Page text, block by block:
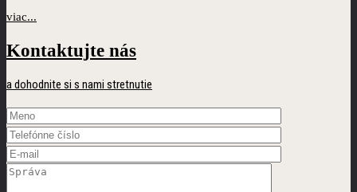
viac...
Kontaktujte nás
a dohodnite si s nami stretnutie